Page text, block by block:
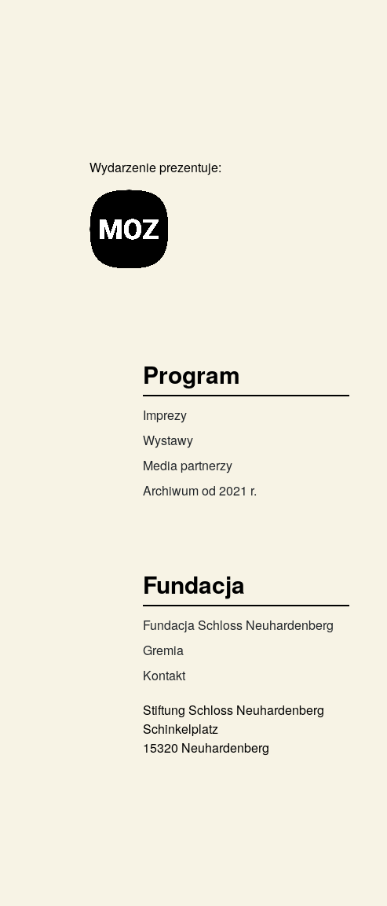
Wydarzenie prezentuje:
Program
Imprezy
Wystawy
Media partnerzy
Archiwum od 2021 r.
Fundacja
Fundacja Schloss Neuhardenberg
Gremia
Kontakt
Stiftung Schloss Neuhardenberg
Schinkelplatz
15320 Neuhardenberg